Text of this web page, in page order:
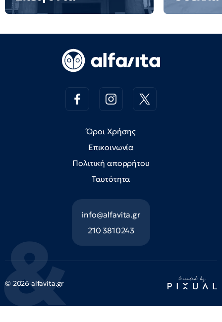
Όροι Χρήσης
Επικοινωνία
Πολιτική απορρήτου
Ταυτότητα
info@alfavita.gr
210 3810243
© 2026 alfavita.gr